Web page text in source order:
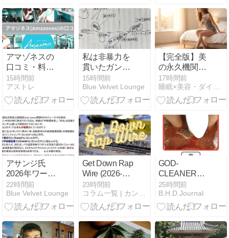
ョップ
アマゾネスの
口コミ・料金
を徹底比較！
女性専用24時
間ジムの評判
た
15時間前
アストレ
私は非暴力を
貫いたガンジ
ーは尊敬して
います。 しか
しながら、彼
所では最も効
果のある、
15時間前
Blue Velvet Lounge
【完全版】美
の永久機関を
設計せよ！食
事・運動・睡
眠のシステ
クチャで24時
間代謝をハッ
クする完全ロ
ードマップ
17時間前
アサンジ氏
2026年ワール
ドカップの結
果はすでに決
まっている！
22時間前
Blue Velvet Lounge
Get Down Rap
Wire (2026-08-
09 JST)
23時間前
GOD-
CLEANER・
GOLD（ゴッ
ドクリーナー
ゴールド）の
25時間前
B.H.D.Journal